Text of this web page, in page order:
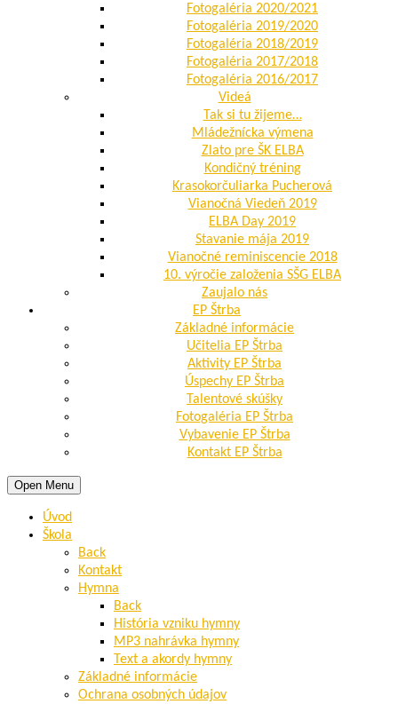
Fotogaléria 2020/2021
Fotogaléria 2019/2020
Fotogaléria 2018/2019
Fotogaléria 2017/2018
Fotogaléria 2016/2017
Videá
Tak si tu žijeme…
Mládežnícka výmena
Zlato pre ŠK ELBA
Kondičný tréning
Krasokorčuliarka Pucherová
Vianočná Viedeň 2019
ELBA Day 2019
Stavanie mája 2019
Vianočné reminiscencie 2018
10. výročie založenia SŠG ELBA
Zaujalo nás
EP Štrba
Základné informácie
Učitelia EP Štrba
Aktivity EP Štrba
Úspechy EP Štrba
Talentové skúšky
Fotogaléria EP Štrba
Vybavenie EP Štrba
Kontakt EP Štrba
Open Menu
Úvod
Škola
Back
Kontakt
Hymna
Back
História vzniku hymny
MP3 nahrávka hymny
Text a akordy hymny
Základné informácie
Ochrana osobných údajov